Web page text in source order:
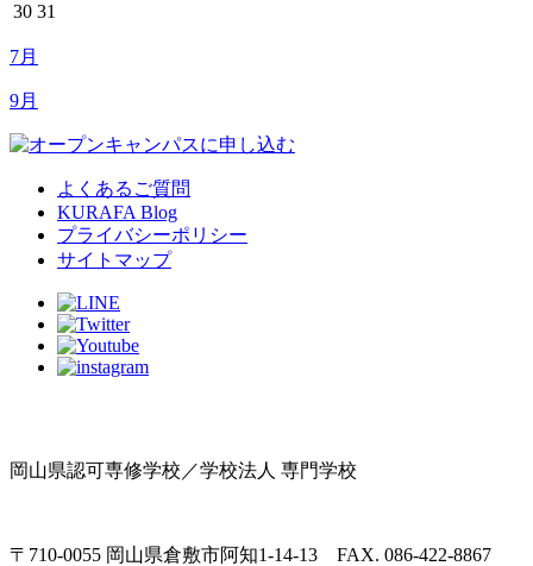
30 31
7月
9月
よくあるご質問
KURAFA Blog
プライバシーポリシー
サイトマップ
岡山県認可専修学校／学校法人 専門学校
〒710-0055 岡山県倉敷市阿知1-14-13 FAX. 086-422-8867